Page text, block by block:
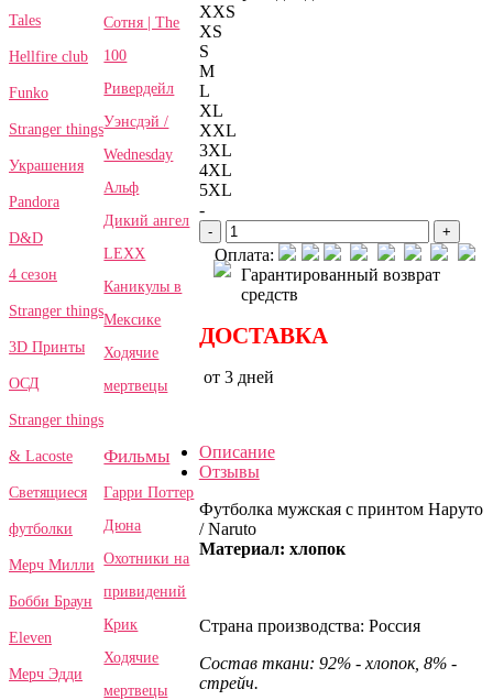
Tales
Hellfire club
Funko
Stranger things
Украшения
Pandora
D&D
4 сезон
Stranger things
3D Принты
ОСД
Stranger things
& Lacoste
Светящиеся
футболки
Мерч Милли
Бобби Браун
Eleven
Мерч Эдди
Сотня | The
100
Ривердейл
Уэнсдэй /
Wednesday
Альф
Дикий ангел
LEXX
Каникулы в
Мексике
Ходячие
мертвецы
Фильмы
Гарри Поттер
Дюна
Охотники на
привидений
Крик
Ходячие
мертвецы
XXS
XS
S
M
L
XL
XXL
3XL
4XL
5XL
-
- +
Оплата:
Гарантированный возврат
средств
ДОСТАВКА
от 3 дней
Описание
Отзывы
Футболка мужская с принтом Наруто
/ Naruto
Материал: хлопок
Страна производства: Россия
Состав ткани: 92% - хлопок, 8% -
стрейч.